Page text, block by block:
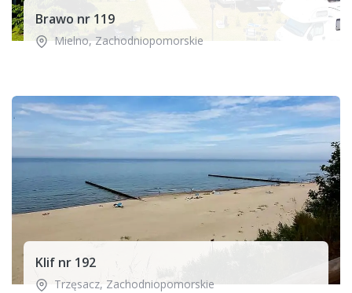
Brawo nr 119
Mielno,Zachodniopomorskie
Klif nr 192
Trzęsacz, Zachodniopomorskie